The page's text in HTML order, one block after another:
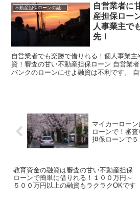
不動産担保ローンの融資情報
自営業者に
産担保ロー
人事業主で
先！
自営業者でも楽勝で借りれる！個人事業
資！審査の甘い不動産担保ローン 自営業
バンクのローンにせよ融資は不利です。
マイカーロー
ローンで！審
担保ローンで
教育資金の融資は審査の甘い不動産担保
ローンで簡単に借りれる！１００万円～
５００万円以上の融資もラクラクOKです